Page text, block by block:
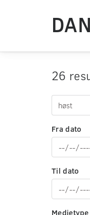
26
Fra dato
Til dato
Medietype